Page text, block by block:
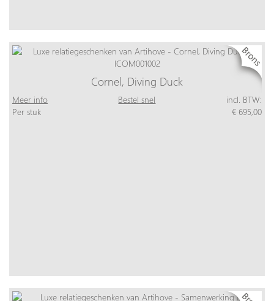
Cornel, Diving Duck
Meer info Bestel snel
incl. BTW:
Per stuk
€ 695,00